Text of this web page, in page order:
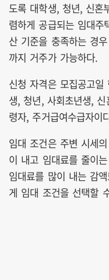
도록 대학생, 청년, 신
렴하게 공급되는 임대
산 기준을 충족하는 경
까지 거주가 가능하다.
신청 자격은 모집공고
생, 청년, 사회초년생,
령자, 주거급여수급자이
임대 조건은 주변 시세
이 내고 임대료를 줄이
임대료를 많이 내는 감
게 임대 조건을 선택할